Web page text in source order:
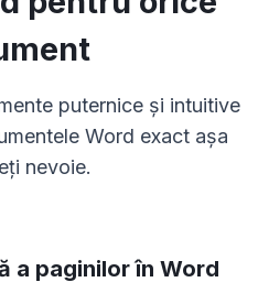
puternice și intuitive
Word exact așa
nevoie.
a paginilor în Word